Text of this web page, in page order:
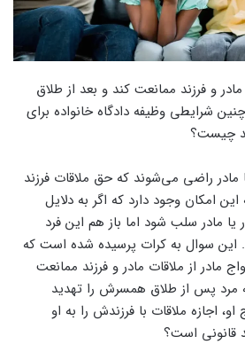
و فرزند ممانعت کند و بعد از طلاق
شرایطی وظیفه دادگاه خانواده برای
چیست؟
راضی می‌شوند که حق ملاقات فرزند
امکان وجود دارد که اگر به دلایل
مادر سلب شود اما باز هم این فرد
این سوال به کرات پرسیده شده است که
مادر از ملاقات مادر و فرزند ممانعت
مرد پس از طلاق همسرش را تهدید
اجازه ملاقات با فرزندش را به او
قانونی است؟